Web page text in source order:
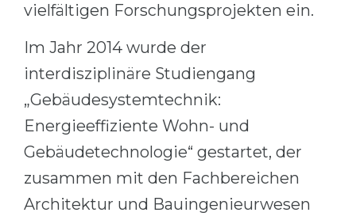
vielfältigen Forschungsprojekten ein.
Im Jahr 2014 wurde der
interdisziplinäre Studiengang
„Gebäudesystemtechnik:
Energieeffiziente Wohn- und
Gebäudetechnologie“ gestartet, der
zusammen mit den Fachbereichen
Architektur und Bauingenieurwesen